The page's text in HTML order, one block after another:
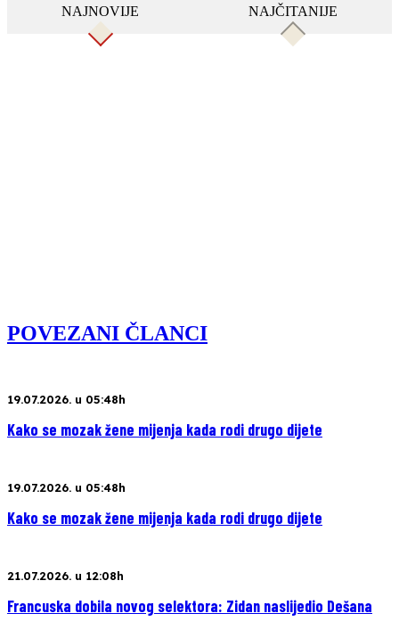
NAJNOVIJE NAJČITANIJE
POVEZANI ČLANCI
19.07.2026. u 05:48h
Kako se mozak žene mijenja kada rodi drugo dijete
19.07.2026. u 05:48h
Kako se mozak žene mijenja kada rodi drugo dijete
21.07.2026. u 12:08h
Francuska dobila novog selektora: Zidan naslijedio Dešana